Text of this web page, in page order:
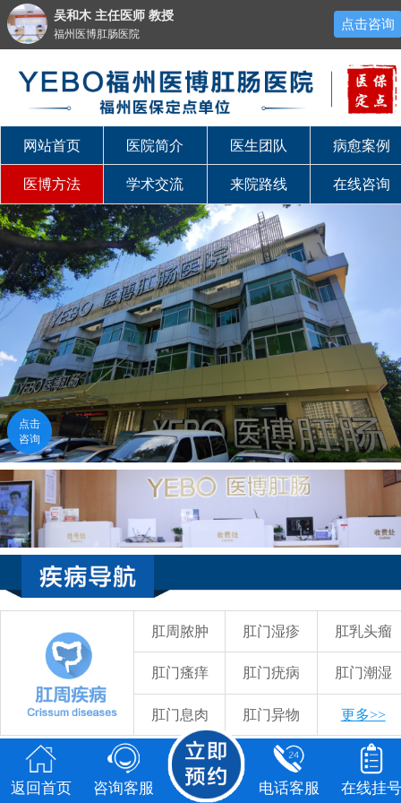
点击
咨询
点击
咨询
返回首页 咨询客服 电话客服 在线挂号